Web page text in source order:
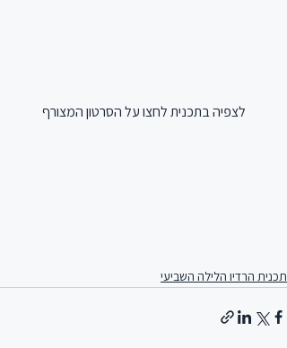
לצפיה בתכנית לחצו על הסרטון המצורף
תכנית הרדיו הלילה השביעי